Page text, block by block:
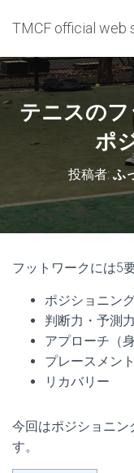
TMCF official web
テニスの
ポ
投稿者: ふ
フットワークには5
ポジショニン
判断力・予測力
アプローチ（
プレースメン
リカバリー
今回はポジショニン
す。